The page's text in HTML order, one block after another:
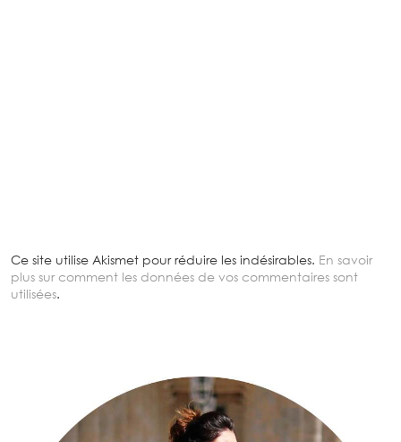
Ce site utilise Akismet pour réduire les indésirables. En savoir
plus sur comment les données de vos commentaires sont
utilisées.